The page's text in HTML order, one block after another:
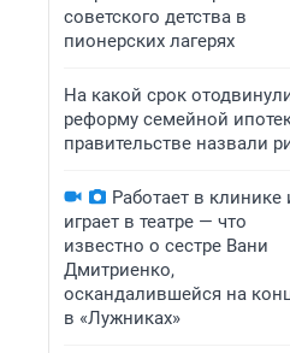
советского детства в
пионерских лагерях
На какой срок
реформу семейной
правительстве назвали
Работает в клинике
играет в театре — что
известно о сестре Вани
Дмитриенко,
оскандалившейся на
в «Лужниках»